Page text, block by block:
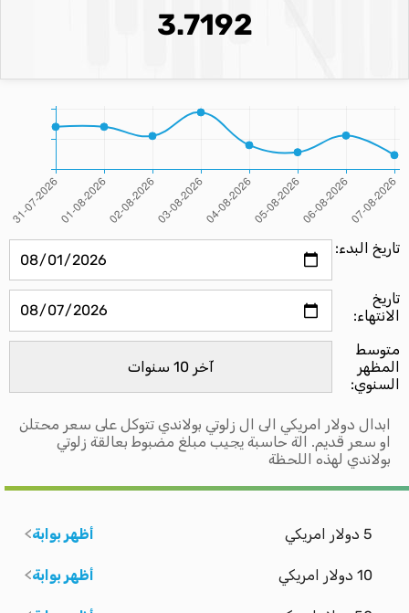
3.7192
تاريخ البدء:
تاريخ
الانتهاء:
متوسط ​​
المظهر
السنوي:
ابدال دولار امريكي الى ال زلوتي بولاندي تتوكل على سعر محتلن
او سعر قديم. الة حاسبة يجيب مبلغ مضبوط بعالقة زلوتي
بولاندي لهذه اللحظة
5 دولار امريكي أظهر بوابة
10 دولار امريكي أظهر بوابة